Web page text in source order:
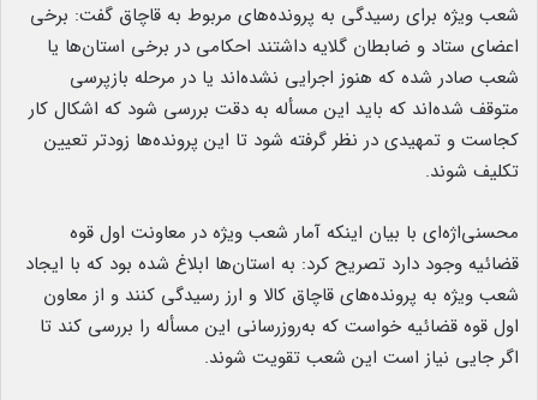
شعب ویژه برای رسیدگی به پرونده‌های مربوط به قاچاق گفت: برخی
اعضای ستاد و ضابطان گلایه داشتند احکامی در برخی استان‌ها یا
شعب صادر شده که هنوز اجرایی نشده‌اند یا در مرحله بازپرسی
متوقف شده‌اند که باید این مسأله به دقت بررسی شود که اشکال کار
کجاست و تمهیدی در نظر گرفته شود تا این پرونده‌ها زودتر تعیین
تکلیف شوند.
محسنی‌اژه‌ای با بیان اینکه آمار شعب ویژه در معاونت اول قوه
قضائیه وجود دارد تصریح کرد: به استان‌ها ابلاغ شده بود که با ایجاد
شعب ویژه به پرونده‌های قاچاق کالا و ارز رسیدگی کنند و از معاون
اول قوه قضائیه خواست که به‌روزرسانی این مسأله را بررسی کند تا
اگر جایی نیاز است این شعب تقویت شوند.